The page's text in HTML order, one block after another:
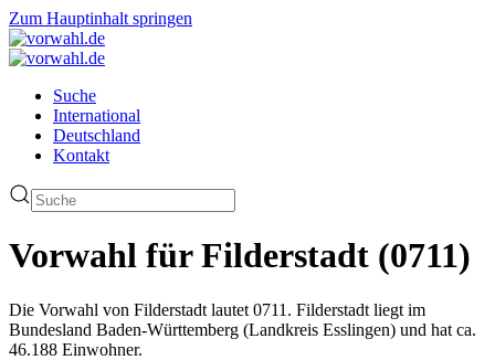
Zum Hauptinhalt springen
Suche
International
Deutschland
Kontakt
Vorwahl für Filderstadt (0711)
Die Vorwahl von Filderstadt lautet 0711. Filderstadt liegt im
Bundesland Baden-Württemberg (Landkreis Esslingen) und hat ca.
46.188 Einwohner.